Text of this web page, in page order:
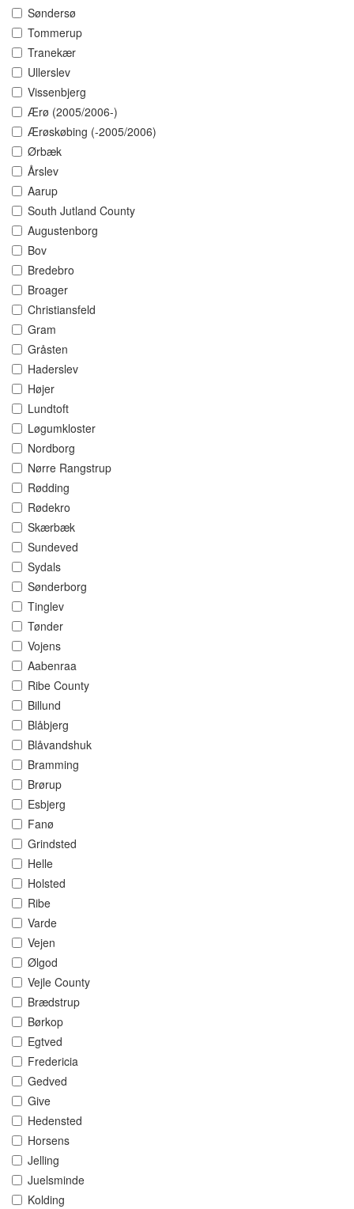
Søndersø
Tommerup
Tranekær
Ullerslev
Vissenbjerg
Ærø (2005/2006-)
Ærøskøbing (-2005/2006)
Ørbæk
Årslev
Aarup
South Jutland County
Augustenborg
Bov
Bredebro
Broager
Christiansfeld
Gram
Gråsten
Haderslev
Højer
Lundtoft
Løgumkloster
Nordborg
Nørre Rangstrup
Rødding
Rødekro
Skærbæk
Sundeved
Sydals
Sønderborg
Tinglev
Tønder
Vojens
Aabenraa
Ribe County
Billund
Blåbjerg
Blåvandshuk
Bramming
Brørup
Esbjerg
Fanø
Grindsted
Helle
Holsted
Ribe
Varde
Vejen
Ølgod
Vejle County
Brædstrup
Børkop
Egtved
Fredericia
Gedved
Give
Hedensted
Horsens
Jelling
Juelsminde
Kolding